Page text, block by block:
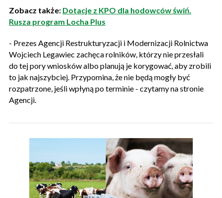
Zobacz także: Dotacje z KPO dla hodowców świń.
Rusza program Locha Plus
- Prezes Agencji Restrukturyzacji i Modernizacji Rolnictwa
Wojciech Legawiec zachęca rolników, którzy nie przesłali
do tej pory wniosków albo planują je korygować, aby zrobili
to jak najszybciej. Przypomina, że nie będą mogły być
rozpatrzone, jeśli wpłyną po terminie - czytamy na stronie
Agencji.